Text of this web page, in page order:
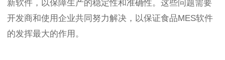
新软件，以保障生产的稳定性和准确性。这些问题需要
开发商和使用企业共同努力解决，以保证食品MES软件
的发挥最大的作用。